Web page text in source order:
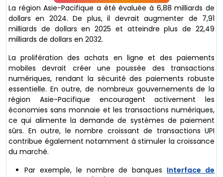
La région Asie-Pacifique a été évaluée à 6,88 milliards de
dollars en 2024. De plus, il devrait augmenter de 7,91
milliards de dollars en 2025 et atteindre plus de 22,49
milliards de dollars en 2032.
La prolifération des achats en ligne et des paiements
mobiles devrait créer une poussée des transactions
numériques, rendant la sécurité des paiements robuste
essentielle. En outre, de nombreux gouvernements de la
région Asie-Pacifique encouragent activement les
économies sans monnaie et les transactions numériques,
ce qui alimente la demande de systèmes de paiement
sûrs. En outre, le nombre croissant de transactions UPI
contribue également notamment à stimuler la croissance
du marché.
Par exemple, le nombre de banques Interface de